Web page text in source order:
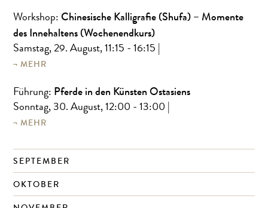
Workshop:Chinesische Kalligrafie (Shufa) – Momente
des Innehaltens (Wochenendkurs)
Samstag, 29. August, 11:15 - 16:15
MEHR
Führung: Pferde in den Künsten Ostasiens
Sonntag, 30. August, 12:00 - 13:00
MEHR
SEPTEMBER
OKTOBER